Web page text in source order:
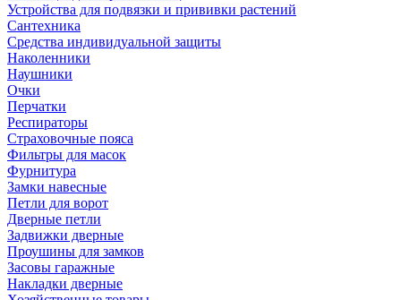
Устройства для подвязки и прививки растений
Сантехника
Средства индивидуальной защиты
Наколенники
Наушники
Очки
Перчатки
Респираторы
Страховочные пояса
Фильтры для масок
Фурнитура
Замки навесные
Петли для ворот
Дверные петли
Задвижки дверные
Проушины для замков
Засовы гаражные
Накладки дверные